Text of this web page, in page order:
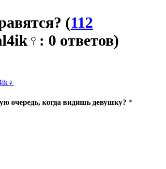
(112
0 ответов)
очередь, когда видишь девушку? *